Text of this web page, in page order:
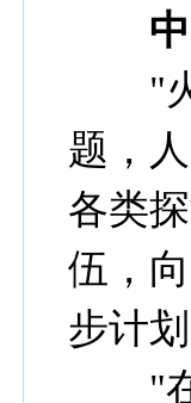
"火
题，
各类
伍，
步计
"在